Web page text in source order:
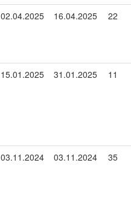
02.04.2025 16.04.2025 22
15.01.2025 31.01.2025 11
03.11.2024 03.11.2024 35